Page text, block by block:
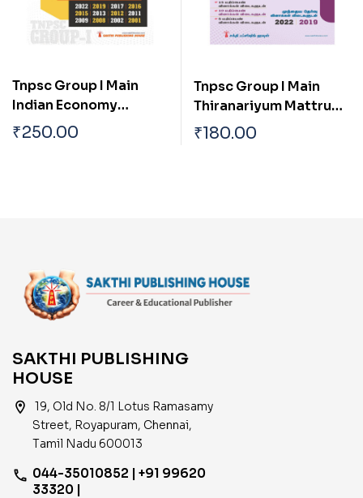
Tnpsc Group I Main
Indian Economy
Current Economic
Trends And Impact Of
₹250.00
Tnpsc Group I Main
Thiranariyum Mattrum
Arivukurmai Thervu (
Aptitude & Mental
₹180.00
SAKTHI PUBLISHING
HOUSE
location_on
19, Old No. 8/1 Lotus Ramasamy
Street, Royapuram, Chennai,
Tamil Nadu 600013
phone 044-35010852 | +91 99620
33320 |